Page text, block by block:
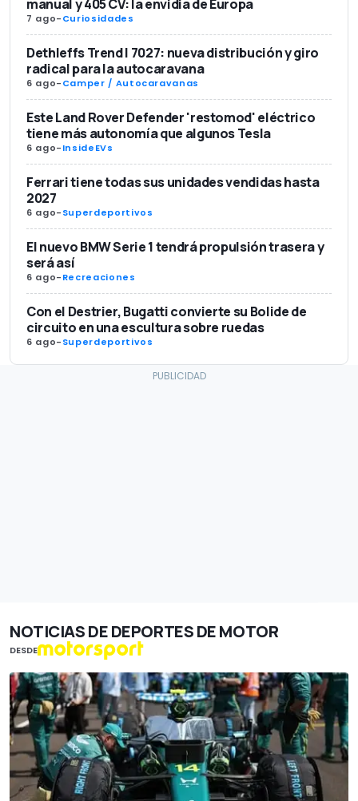
manual y 405 CV: la envidia de Europa
7 ago-Curiosidades
Dethleffs Trend I 7027: nueva distribución y giro
radical para la autocaravana
6 ago-Camper / Autocaravanas
Este Land Rover Defender 'restomod' eléctrico
tiene más autonomía que algunos Tesla
6 ago-InsideEVs
Ferrari tiene todas sus unidades vendidas hasta
2027
6 ago-Superdeportivos
El nuevo BMW Serie 1 tendrá propulsión trasera y
será así
6 ago-Recreaciones
Con el Destrier, Bugatti convierte su Bolide de
circuito en una escultura sobre ruedas
6 ago-Superdeportivos
NOTICIAS DE DEPORTES DE MOTOR
DESDE